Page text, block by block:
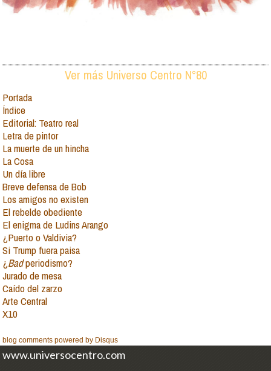
Ver más Universo Centro N°80
Portada
Índice
Editorial: Teatro real
Letra de pintor
La muerte de un hincha
La Cosa
Un día libre
Breve defensa de Bob
Los amigos no existen
El rebelde obediente
El enigma de Ludins Arango
¿Puerto o Valdivia?
Si Trump fuera paisa
¿Badperiodismo?
Jurado de mesa
Caído del zarzo
Arte Central
X10
blog comments powered by Disqus
www.universocentro.com